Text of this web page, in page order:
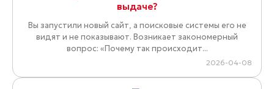
выдаче?
Вы запустили новый сайт, а поисковые системы его не
видят и не показывают. Возникает закономерный
вопрос: «Почему так происходит...
2026-04-08